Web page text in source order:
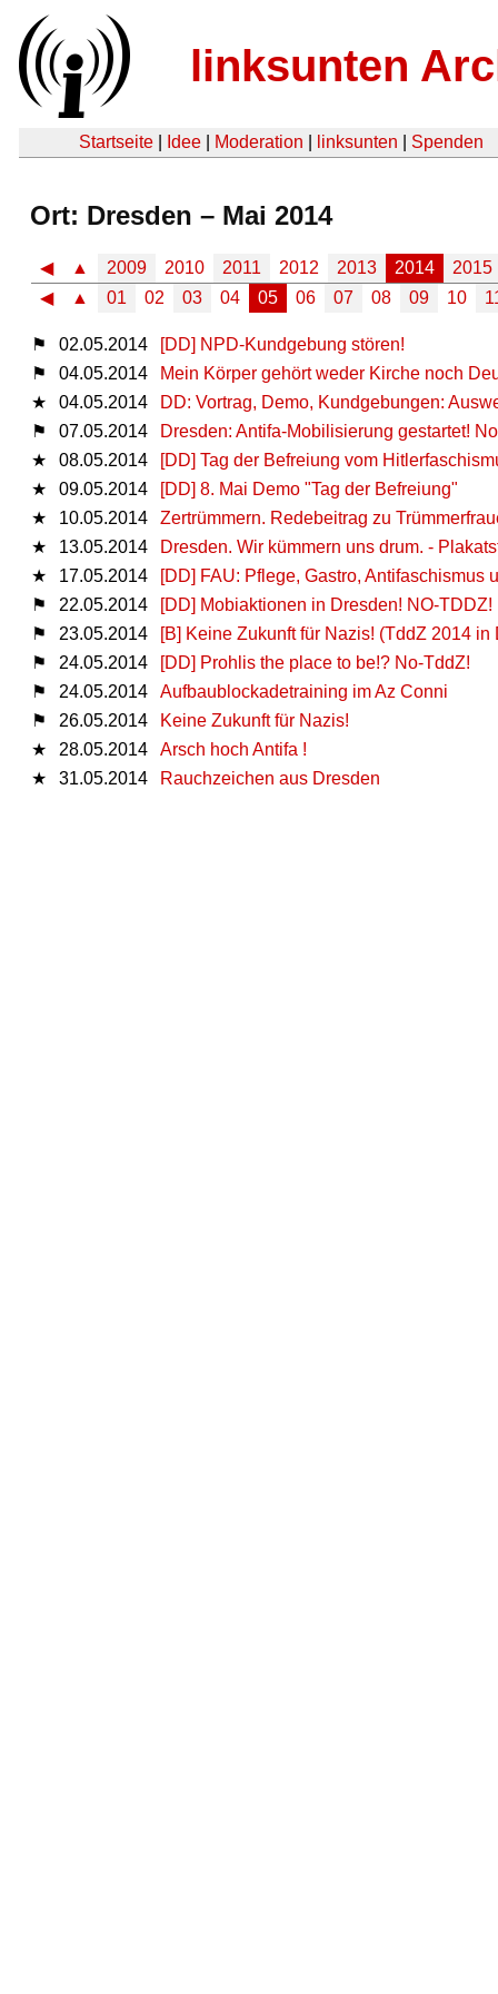
linksunten
Startseite Idee Moderation linksunten Spenden
Ort: Dresden – Mai 2014
◀ ▲ 2009 2010 2011 2012 2013 2014
2015
◀
▲ 01 02 03 04 05 06 07 08 09 10
⚑ 02.05.2014
[DD] NPD-Kundgebung stören!
⚑
04.05.2014
Mein Kör­per ge­hört weder Kir­che noch
★
04.05.2014
DD: Vortrag, Demo, Kundgebungen:
⚑
07.05.2014
Dresden: Antifa-Mobilisierung gestartet!
★
08.05.2014
[DD] Tag der Befreiung vom
★
09.05.2014
[DD] 8. Mai Demo "Tag der Befreiung"
★
10.05.2014
Zertrümmern. Redebeitrag zu
★
13.05.2014
Dresden. Wir kümmern uns drum. -
★
17.05.2014
[DD] FAU: Pflege, Gastro, Antifaschismus
⚑
22.05.2014
[DD] Mobiaktionen in Dresden! NO-TDDZ!
⚑
23.05.2014
[B] Keine Zukunft für Nazis! (TddZ 2014
⚑
24.05.2014
[DD] Prohlis the place to be!? No-TddZ!
⚑
24.05.2014
Aufbaublockadetraining im Az Conni
⚑
26.05.2014
Keine Zukunft für Nazis!
★
28.05.2014
Arsch hoch Antifa !
★
31.05.2014 Rauchzeichen aus Dresden